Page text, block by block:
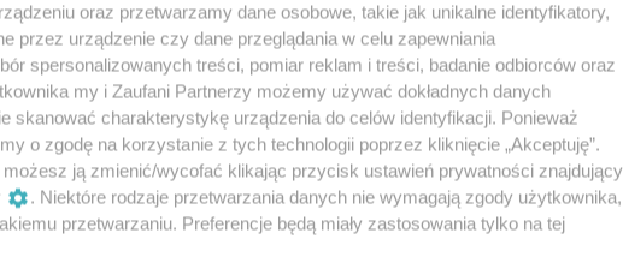
Oceń
0 0
oraz przetwarzamy dane osobowe, takie jak unikalne identyfikatory,
przez urządzenie czy dane przeglądania w celu zapewniania
spersonalizowanych treści, pomiar reklam i treści, badanie odbiorców oraz
my i Zaufani Partnerzy możemy używać dokładnych danych
skanować charakterystykę urządzenia do celów identyfikacji. Ponieważ
o zgodę na korzystanie z tych technologii poprzez kliknięcie „Akceptuję”.
ją zmienić/wycofać klikając przycisk ustawień prywatności znajdujący
. Niektóre rodzaje przetwarzania danych nie wymagają zgody użytkownika,
przetwarzaniu. Preferencje będą miały zastosowania tylko na tej